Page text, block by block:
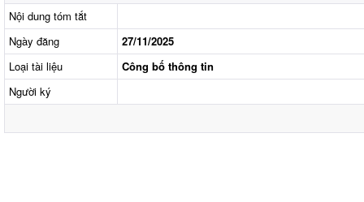
Nội dung tóm tắt
Ngày đăng
27/11/2025
Loại tài liệu
Công bố thông tin
Người ký